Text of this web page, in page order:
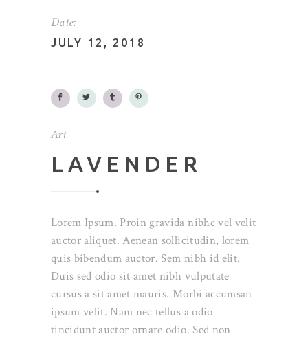
Date:
JULY 12, 2018
Art
LAVENDER
Lorem Ipsum. Proin gravida nibhc vel velit
auctor aliquet. Aenean sollicitudin, lorem
quis bibendum auctor. Sem nibh id elit.
Duis sed odio sit amet nibh vulputate
cursus a sit amet mauris. Morbi accumsan
ipsum velit. Nam nec tellus a odio
tincidunt auctor ornare odio. Sed non